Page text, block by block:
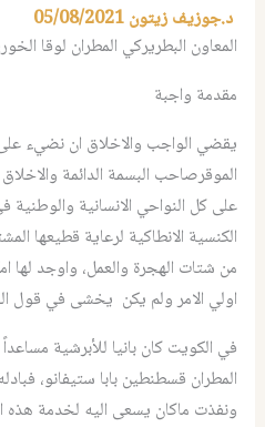
د.جوزيف زيتون05/08/2021
المعاون البطريركي المطران لوقا
مقدمة واجبة
يقضي الواجب والاخلاق ان نضيء على
الموقرصاحب البسمة الدائمة
على كل النواحي الانسانية
الكنسية الانطاكية لرعاية قطيعها
من شتات الهجرة والعمل، واوجد لها
اولي الامر ولم يكن يخشى في قول
في الكويت كان بانيا للأبرشية
المطران قسطنطين بابا ستيفانو،
ونفذت ماكان يسعى اليه لخدمة هذه